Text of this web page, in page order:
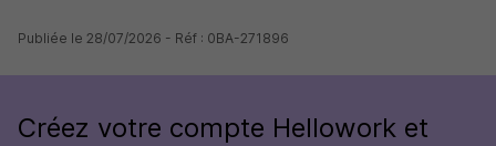
Publiée le 28/07/2026 - Réf : 0BA-271896
Créez votre compte Hellowork et